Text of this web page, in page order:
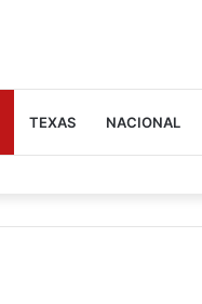
TEXAS NACIONAL